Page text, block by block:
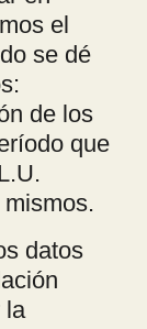
el
se dé
de los
que
datos
la